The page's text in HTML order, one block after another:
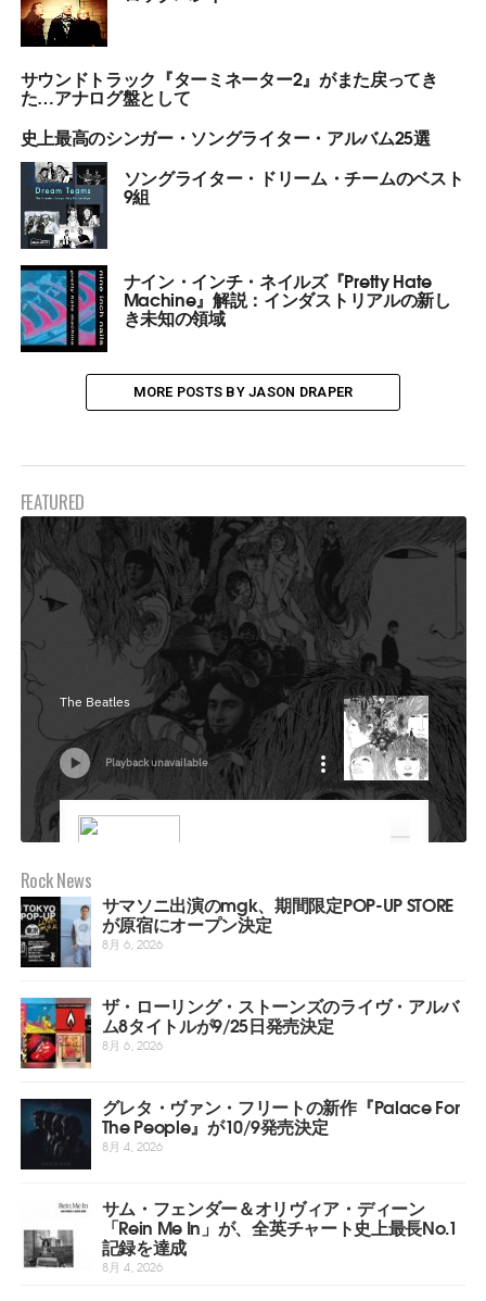
サウンドトラック『ターミネーター2』がまた戻ってき
た…アナログ盤として
史上最高のシンガー・ソングライター・アルバム25選
ソングライター・ドリーム・チームのベスト
9組
ナイン・インチ・ネイルズ『Pretty Hate
Machine』解説：インダストリアルの新し
き未知の領域
MORE POSTS BY JASON DRAPER
FEATURED
Rock News
サマソニ出演のmgk、期間限定POP-UP STORE
が原宿にオープン決定
8月 6, 2026
ザ・ローリング・ストーンズのライヴ・アルバ
ム8タイトルが9/25日発売決定
8月 6, 2026
グレタ・ヴァン・フリートの新作『Palace For
The People』が10/9発売決定
8月 4, 2026
サム・フェンダー＆オリヴィア・ディーン
「Rein Me In」が、全英チャート史上最長No.1
記録を達成
8月 4, 2026